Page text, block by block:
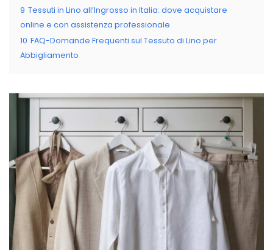
9 Tessuti in Lino all’Ingrosso in Italia: dove acquistare
online e con assistenza professionale
10 FAQ-Domande Frequenti sul Tessuto di Lino per
Abbigliamento